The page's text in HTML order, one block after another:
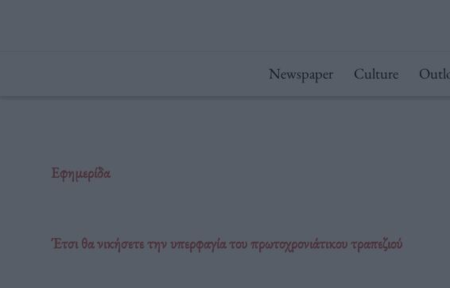
Newspaper Culture
Εφημερίδα
Έτσι θα νικήσετε την υπερφαγία του πρωτοχρονιάτικου τραπεζιού